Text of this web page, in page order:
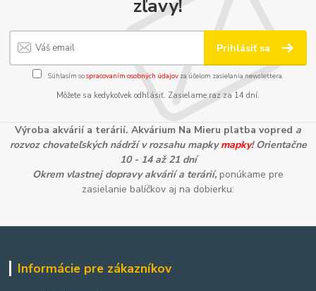
zľavy!
Prihlásiť sa
Súhlasím sospracovaním osobných údajov za účelom zasielania newslettera.
Môžete sa kedykoľvek odhlásiť. Zasielame raz za 14 dní.
Výroba akvárií a terárií. Akvárium Na Mieru platba vopred a
rozvoz chovateľských nádrží v rozsahu mapkymapky! Orientačne
10 - 14 až 21 dní
Okrem vlastnej dopravy akvárií a terárií, ponúkame pre
zasielanie balíčkov aj na dobierku:
Informácie pre zákazníkov